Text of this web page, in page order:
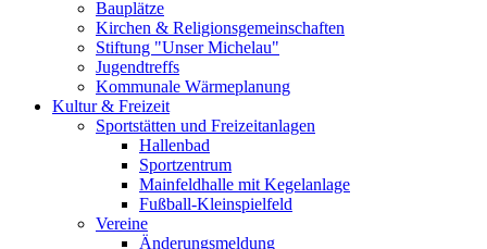
Bauplätze
Kirchen & Religionsgemeinschaften
Stiftung "Unser Michelau"
Jugendtreffs
Kommunale Wärmeplanung
Kultur & Freizeit
Sportstätten und Freizeitanlagen
Hallenbad
Sportzentrum
Mainfeldhalle mit Kegelanlage
Fußball-Kleinspielfeld
Vereine
Änderungsmeldung